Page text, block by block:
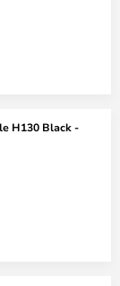
H130 Black -